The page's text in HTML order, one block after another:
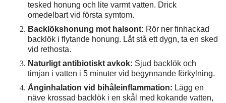
tesked honung och lite varmt vatten. Drick
omedelbart vid första symtom.
Backlökshonung mot halsont: Rör ner finhackad
backlök i flytande honung. Låt stå ett dygn, ta en sked
vid rethosta.
Naturligt antibiotiskt avkok: Sjud backlök och
timjan i vatten i 5 minuter vid begynnande förkylning.
Ånginhalation vid bihåleinflammation: Lägg en
näve krossad backlök i en skål med kokande vatten,